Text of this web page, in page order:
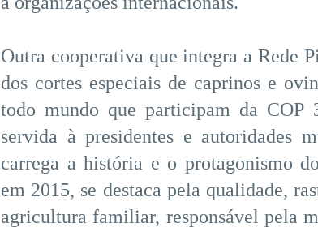
Outra cooperativa que integra a Rede
dos cortes especiais de caprinos e
todo mundo que participam da COP
servida à presidentes e autoridades
carrega a história e o protagonismo
em 2015, se destaca pela qualidade,
agricultura familiar, responsável pela